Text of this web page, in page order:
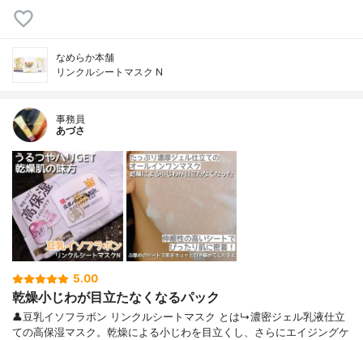
なめらか本舗
リンクルシートマスク N
事務員
あづさ
5.00
乾燥小じわが目立たなくなるパック
👤豆乳イソフラボン リンクルシートマスク とは↳濃密ジェル乳液仕立
ての高保湿マスク。乾燥による小じわを目立くし、さらにエイジングケ